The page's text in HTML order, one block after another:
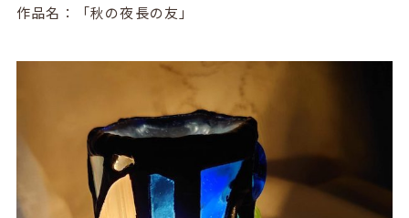
作品名：「秋の夜長の友」